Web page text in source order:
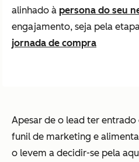
alinhado à persona do seu
engajamento, seja pela
jornada de compra
Apesar de o lead ter
funil de marketing e
o levem a decidir-se pela